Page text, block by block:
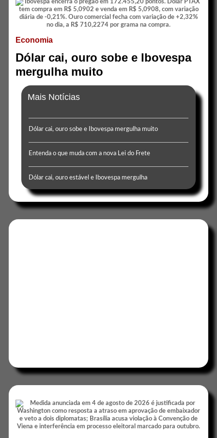
Economia
Dólar cai, ouro sobe e Ibovespa
mergulha muito
Mais Notícias
Dólar cai, ouro sobe e Ibovespa mergulha muito
Entenda o que muda com a nova Lei do Frete
Dólar cai, ouro estável e Ibovespa mergulha